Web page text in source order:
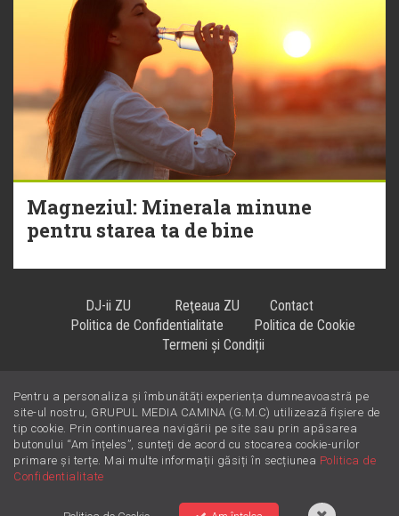
Magneziul: Minerala minune
pentru starea ta de bine
DJ-ii ZU Reţeaua ZU
Contact
Politica de Confidentialitate
Politica de Cookie
Termeni și Condiții
Hiturile se ascultă la !
Pentru a personaliza și îmbunătăți experiența dumneavoastră pe
site-ul nostru, GRUPUL MEDIA CAMINA (G.M.C) utilizează fișiere de
tip cookie. Prin continuarea navigării pe site sau prin apăsarea
butonului “Am înțeles”, sunteți de acord cu stocarea cookie-urilor
primare și terțe. Mai multe informații găsiți în secțiunea Politica de
Confidentialitate